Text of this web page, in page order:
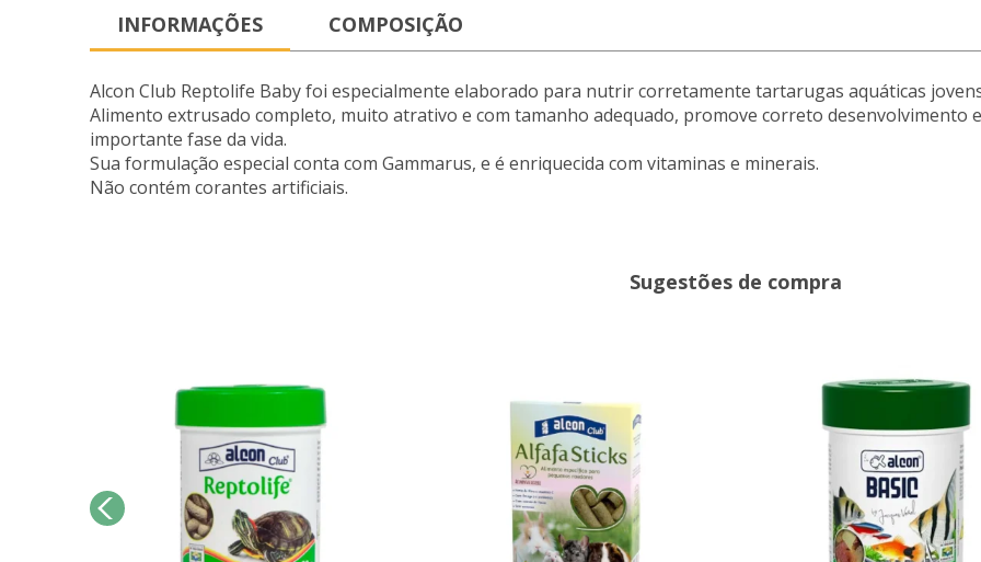
INFORMAÇÕES COMPOSIÇÃO
Alcon Club Reptolife Baby foi especialmente elaborado para nutrir corretamente tartarugas aquáticas
Alimento extrusado completo, muito atrativo e com tamanho adequado, promove correto desenvolvimento
importante fase da vida.
Sua formulação especial conta com Gammarus, e é enriquecida com vitaminas e minerais.
Não contém corantes artificiais.
Sugestões de compra